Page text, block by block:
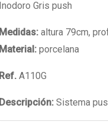
Inodoro Gris push
Medidas: altura 79cm,
Material: porcelana
Ref. A110G
Descripción: Sistema